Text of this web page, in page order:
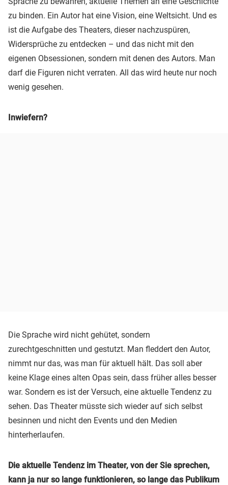
zu binden. Ein Autor hat eine Vision, eine Weltsicht. Und es
ist die Aufgabe des Theaters, dieser nachzuspüren,
Widersprüche zu entdecken – und das nicht mit den
eigenen Obsessionen, sondern mit denen des Autors. Man
darf die Figuren nicht verraten. All das wird heute nur noch
wenig gesehen.
Inwiefern?
Die Sprache wird nicht gehütet, sondern
zurechtgeschnitten und gestutzt. Man fleddert den Autor,
nimmt nur das, was man für aktuell hält. Das soll aber
keine Klage eines alten Opas sein, dass früher alles besser
war. Sondern es ist der Versuch, eine aktuelle Tendenz zu
sehen. Das Theater müsste sich wieder auf sich selbst
besinnen und nicht den Events und den Medien
hinterherlaufen.
Die aktuelle Tendenz im Theater, von der Sie sprechen,
kann ja nur so lange funktionieren, so lange das Publikum